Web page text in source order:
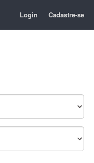
Login Cadastre-se